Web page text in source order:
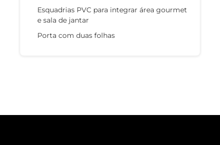
Esquadrias PVC para integrar área gourmet
e sala de jantar
Porta com duas folhas